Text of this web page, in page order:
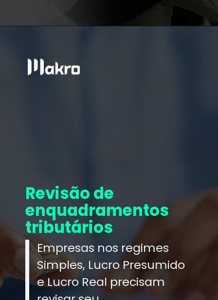
Revisão de
enquadramentos
tributários
Empresas nos regimes
Simples, Lucro Presumido
e Lucro Real precisam